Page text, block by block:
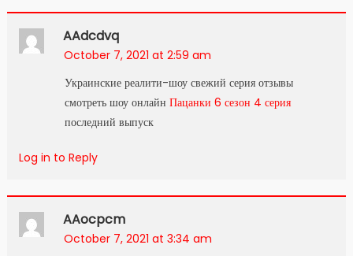
AAdcdvq
October 7, 2021 at 2:59 am
Украинские реалити-шоу свежий серия отзывы
смотреть шоу онлайн Пацанки 6 сезон 4 серия
последний выпуск
Log in to Reply
AAocpcm
October 7, 2021 at 3:34 am